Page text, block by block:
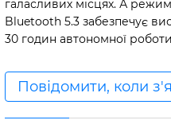
галасливих місцях. А
Bluetooth 5.3 забезпечує
30 годин автономної
Повідомити, коли